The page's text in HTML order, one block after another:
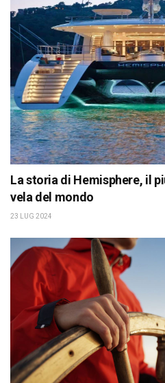
La storia di Hemisphere, il
vela del mondo
23 LUG 2024